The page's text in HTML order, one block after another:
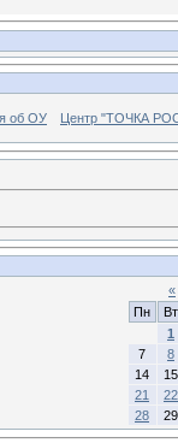
об ОУ Центр "ТОЧКА
«
Пн
Вт
1
7
8
14
15
21
22
28
29